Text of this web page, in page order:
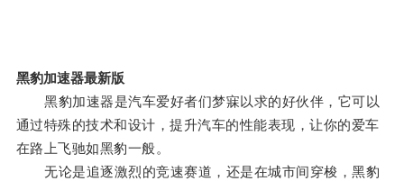
黑豹加速器最新版
黑豹加速器是汽车爱好者们梦寐以求的好伙伴，它可以
通过特殊的技术和设计，提升汽车的性能表现，让你的爱车
在路上飞驰如黑豹一般。
无论是追逐激烈的竞速赛道，还是在城市间穿梭，黑豹